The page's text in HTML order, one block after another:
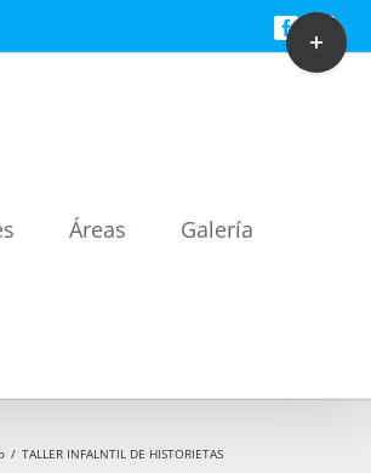
Facebook
Áreas Galería
/ TALLER INFALNTIL DE HISTORIETAS
Toggle
Sliding